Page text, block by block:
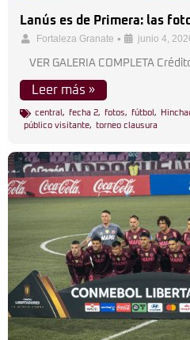
Lanús es de Primera: las
Fortaleza Granate • junio 4,
VER GALERIA COMPLETA
Leer más »
central , fecha 2, fotos, fútbol ,
público visitante, torneo clausura